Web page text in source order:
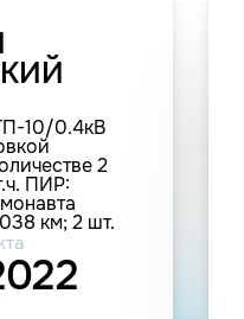
10/0.4кВ
2
ПИР:
км; 2 шт.